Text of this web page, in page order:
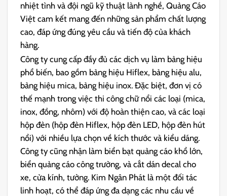
nhiệt tình và đội ngũ kỹ thuật lành nghề, Quảng Cáo
Việt cam kết mang đến những sản phẩm chất lượng
cao, đáp ứng đúng yêu cầu và tiến độ của khách
hàng.
Công ty cung cấp đầy đủ các dịch vụ làm bảng hiệu
phổ biến, bao gồm bảng hiệu Hiflex, bảng hiệu alu,
bảng hiệu mica, bảng hiệu inox. Đặc biệt, đơn vị có
thế mạnh trong việc thi công chữ nổi các loại (mica,
inox, đồng, nhôm) với độ hoàn thiện cao, và các loại
hộp đèn (hộp đèn Hiflex, hộp đèn LED, hộp đèn hút
nổi) với nhiều lựa chọn về kích thước và kiểu dáng.
Công ty cũng nhận làm biển bạt quảng cáo khổ lớn,
biển quảng cáo công trường, và cắt dán decal cho
xe, cửa kính, tường. Kim Ngân Phát là một đối tác
linh hoạt, có thể đáp ứng đa dạng các nhu cầu về